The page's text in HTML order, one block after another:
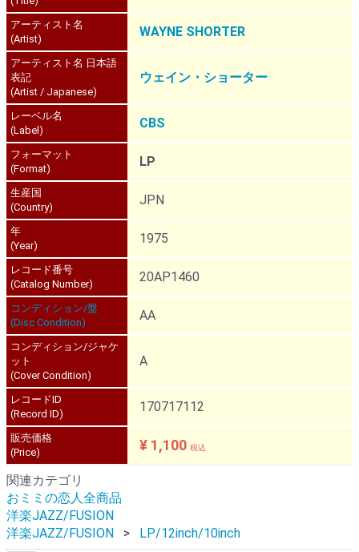
アーティスト名
(Artist)
WAYNE SHORTER
アーティスト名 日本語
表記
(Artist / Japanese)
ウェイン・ショーター
レーベル名
(Label)
CBS
フォーマット
(Format)
LP
生産国
(Country)
JPN
年
(Year)
1975
レコード番号
(Catalog Number)
20AP1460
コンディション/盤
(Disc Condition)
AA
コンディション/ジャケ
ット
(Cover Condition)
A
レコードID
(Record ID)
170717112
販売価格
(Price)
¥ 1,100 税込
関連カテゴリ
おミミの恋人全商品
洋楽JAZZ/FUSION
洋楽JAZZ/FUSION
LP/12inch/10inch